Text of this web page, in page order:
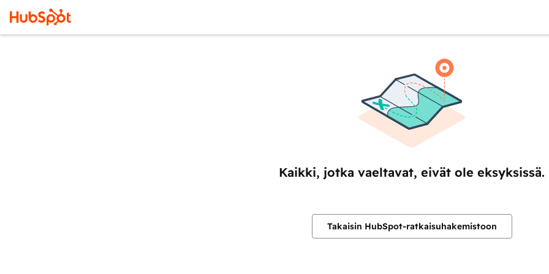
Kaikki, jotka vaeltavat, eivät ole eksyksissä.
Takaisin HubSpot-ratkaisuhakemistoon